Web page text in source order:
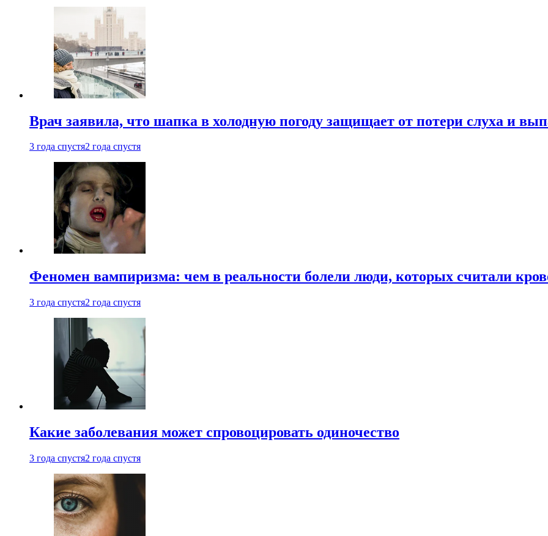
Врач заявила, что шапка в холодную погоду защищает от потери слуха и
3 года спустя2 года спустя
Феномен вампиризма: чем в реальности болели люди, которых считали
3 года спустя2 года спустя
Какие заболевания может спровоцировать одиночество
3 года спустя2 года спустя